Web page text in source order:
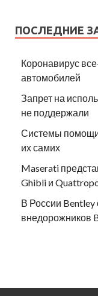
ПОСЛЕДНИЕ
Коронавирус
автомобилей
Запрет на
не поддержали
Системы помощи
их самих
Maserati
Ghibli и
В России
внедорожников